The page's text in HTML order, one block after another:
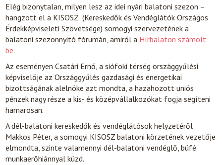
Elég bizonytalan, milyen lesz az idei nyári balatoni szezon –
hangzott el a KISOSZ (Kereskedők és Vendéglátók Országos
Érdekképviseleti Szövetsége) somogyi szervezetének a
balatoni szezonnyitó fórumán, amiről a Hírbalaton számolt
be.
Az eseményen Csatári Ernő, a siófoki térség országgyűlési
képviselője az Országgyűlés gazdasági és energetikai
bizottságának alelnöke azt mondta, a hazahozott uniós
pénzek nagy része a kis- és középvállalkozókat fogja segíteni
hamarosan.
A dél-balatoni kereskedők és vendéglátósok helyzetéről
Makkos Péter, a somogyi KISOSZ balatoni körzetének vezetője
elmondta, szinte valamennyi dél-balatoni vendéglő, büfé
munkaerőhiánnyal küzd.